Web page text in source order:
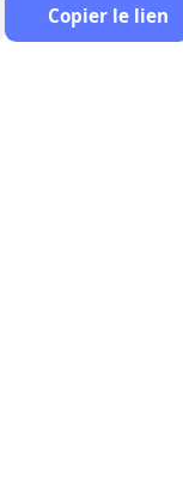
Copier le lien